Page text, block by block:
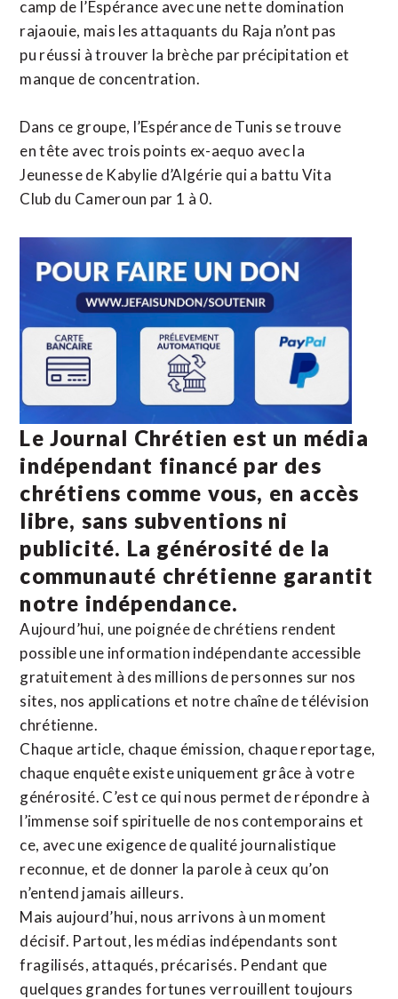
camp de l’Espérance avec une nette domination
rajaouie, mais les attaquants du Raja n’ont pas
pu réussi à trouver la brèche par précipitation et
manque de concentration.
Dans ce groupe, l’Espérance de Tunis se trouve
en tête avec trois points ex-aequo avec la
Jeunesse de Kabylie d’Algérie qui a battu Vita
Club du Cameroun par 1 à 0.
Le Journal Chrétien est un média
indépendant financé par des
chrétiens comme vous, en accès
libre, sans subventions ni
publicité. La générosité de la
communauté chrétienne garantit
notre indépendance.
Aujourd’hui, une poignée de chrétiens rendent
possible une information indépendante accessible
gratuitement à des millions de personnes sur nos
sites, nos applications et notre chaîne de télévision
chrétienne.
Chaque article, chaque émission, chaque reportage,
chaque enquête existe uniquement grâce à votre
générosité. C’est ce qui nous permet de répondre à
l’immense soif spirituelle de nos contemporains et
ce, avec une exigence de qualité journalistique
reconnue, et de donner la parole à ceux qu’on
n’entend jamais ailleurs.
Mais aujourd’hui, nous arrivons à un moment
décisif. Partout, les médias indépendants sont
fragilisés, attaqués, précarisés. Pendant que
quelques grandes fortunes verrouillent toujours